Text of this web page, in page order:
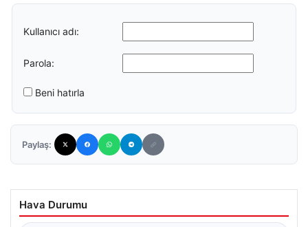
Kullanıcı adı:
Parola:
Beni hatırla
Paylaş:
Hava Durumu